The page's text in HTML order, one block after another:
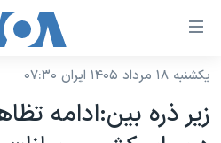
لینکهای
دسترسی
جهش
نسخه سبک وب‌سایت
یکشنبه ۱۸ مرداد ۱۴۰۵ ایران ۰۷:۳۰
زير ذره بين:ادامه